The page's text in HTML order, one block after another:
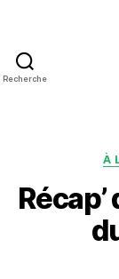
Recherche
À